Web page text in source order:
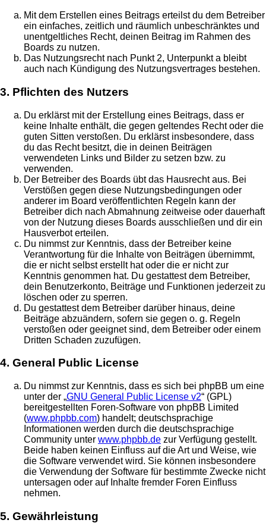
Mit dem Erstellen eines Beitrags erteilst du dem Betreiber
ein einfaches, zeitlich und räumlich unbeschränktes und
unentgeltliches Recht, deinen Beitrag im Rahmen des
Boards zu nutzen.
Das Nutzungsrecht nach Punkt 2, Unterpunkt a bleibt
auch nach Kündigung des Nutzungsvertrages bestehen.
3. Pflichten des Nutzers
Du erklärst mit der Erstellung eines Beitrags, dass er
keine Inhalte enthält, die gegen geltendes Recht oder die
guten Sitten verstoßen. Du erklärst insbesondere, dass
du das Recht besitzt, die in deinen Beiträgen
verwendeten Links und Bilder zu setzen bzw. zu
verwenden.
Der Betreiber des Boards übt das Hausrecht aus. Bei
Verstößen gegen diese Nutzungsbedingungen oder
anderer im Board veröffentlichten Regeln kann der
Betreiber dich nach Abmahnung zeitweise oder dauerhaft
von der Nutzung dieses Boards ausschließen und dir ein
Hausverbot erteilen.
Du nimmst zur Kenntnis, dass der Betreiber keine
Verantwortung für die Inhalte von Beiträgen übernimmt,
die er nicht selbst erstellt hat oder die er nicht zur
Kenntnis genommen hat. Du gestattest dem Betreiber,
dein Benutzerkonto, Beiträge und Funktionen jederzeit zu
löschen oder zu sperren.
Du gestattest dem Betreiber darüber hinaus, deine
Beiträge abzuändern, sofern sie gegen o. g. Regeln
verstoßen oder geeignet sind, dem Betreiber oder einem
Dritten Schaden zuzufügen.
4. General Public License
Du nimmst zur Kenntnis, dass es sich bei phpBB um eine
unter der „GNU General Public License v2“ (GPL)
bereitgestellten Foren-Software von phpBB Limited
(www.phpbb.com) handelt; deutschsprachige
Informationen werden durch die deutschsprachige
Community unter www.phpbb.de zur Verfügung gestellt.
Beide haben keinen Einfluss auf die Art und Weise, wie
die Software verwendet wird. Sie können insbesondere
die Verwendung der Software für bestimmte Zwecke nicht
untersagen oder auf Inhalte fremder Foren Einfluss
nehmen.
5. Gewährleistung